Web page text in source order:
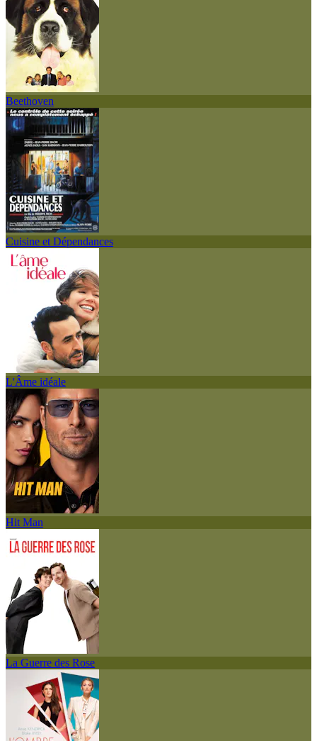
Beethoven
Cuisine et Dépendances
L'Âme idéale
Hit Man
La Guerre des Rose